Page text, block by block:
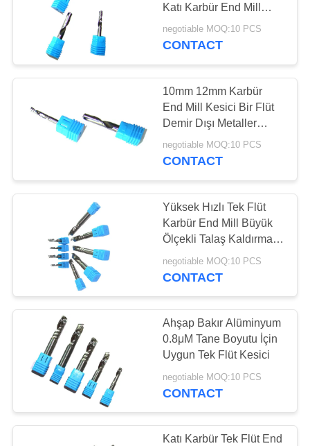
CNC sonunda
değirmen
28
Tungsten Karbür
Matkap Uçları
13
HSS Parmak Freze
Katı Karbür End Mill
Kesici
negotiable MOQ:10 PCS
CONTACT
10mm 12mm Karbür
End Mill Kesici Bir Flüt
Demir Dışı Metaller
Destek
negotiable MOQ:10 PCS
CONTACT
Yüksek Hızlı Tek Flüt
Karbür End Mill Büyük
Ölçekli Talaş Kaldırma
Oluk
negotiable MOQ:10 PCS
CONTACT
Ahşap Bakır Alüminyum
0.8μM Tane Boyutu İçin
Uygun Tek Flüt Kesici
negotiable MOQ:10 PCS
CONTACT
Katı Karbür Tek Flüt End